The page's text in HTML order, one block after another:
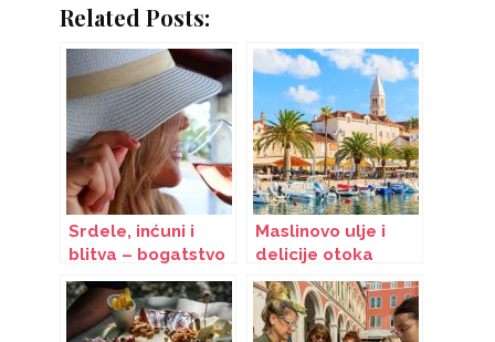
Related Posts:
Srdele, inćuni i
blitva – bogatstvo
okusa na
dalmatinskoj
trpezi
Maslinovo ulje i
delicije otoka
Brača